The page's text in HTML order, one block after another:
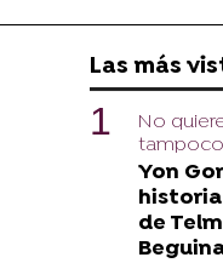
Las más
No
tampoco
Yon
de